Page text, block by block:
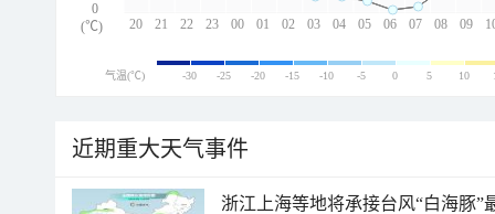
20 21 22 23 00 01 02 03 04 05 06 07 08 09
0
(℃)
气温(℃) -30 -25 -20 -15 -10 -5 0 5 10
近期重大天气事件
浙江上海等地将承接台风“白海豚”